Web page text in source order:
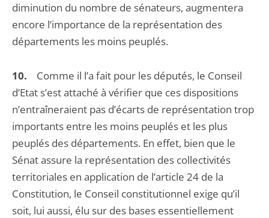
diminution du nombre de sénateurs, augmentera
encore l’importance de la représentation des
départements les moins peuplés.
10.
Comme il l’a fait pour les députés, le Conseil
d’Etat s’est attaché à vérifier que ces dispositions
n’entraîneraient pas d’écarts de représentation trop
importants entre les moins peuplés et les plus
peuplés des départements. En effet, bien que le
Sénat assure la représentation des collectivités
territoriales en application de l’article 24 de la
Constitution, le Conseil constitutionnel exige qu’il
soit, lui aussi, élu sur des bases essentiellement